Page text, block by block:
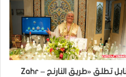
نابل تطلق «طريق النارنج – Zahr